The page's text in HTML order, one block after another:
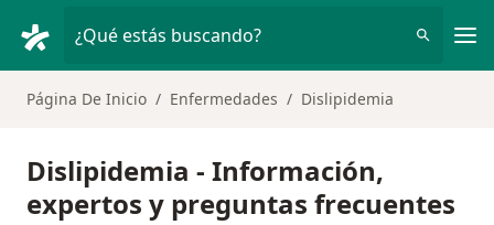
¿Qué estás buscando?
Página De Inicio Enfermedades Dislipidemia
Dislipidemia - Información,
expertos y preguntas frecuentes